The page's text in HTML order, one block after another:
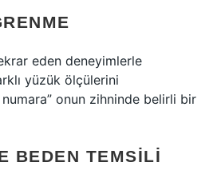
eden deneyimlerle
yüzük ölçülerini
onun zihninde belirli bir
BEDEN TEMSILI